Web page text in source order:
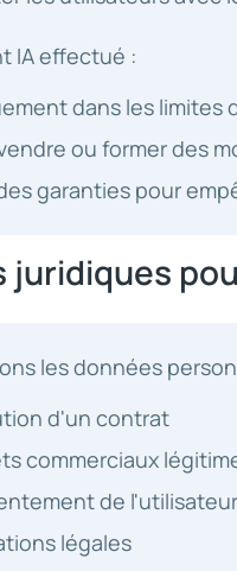
IA effectué :
dans les limites
ou former des
garanties pour
juridiques
les données
d'un contrat
commerciaux
de
légales